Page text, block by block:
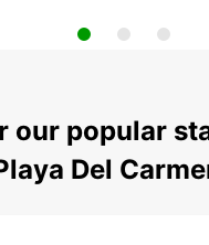
our popular
Del